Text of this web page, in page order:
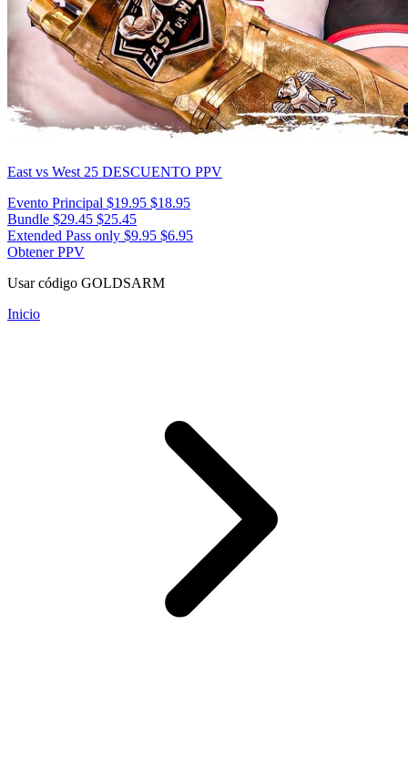
East vs West 25 DESCUENTO PPV
Evento Principal $19.95 $18.95
Bundle $29.45 $25.45
Extended Pass only $9.95 $6.95
Obtener PPV
Usar código GOLDSARM
Inicio